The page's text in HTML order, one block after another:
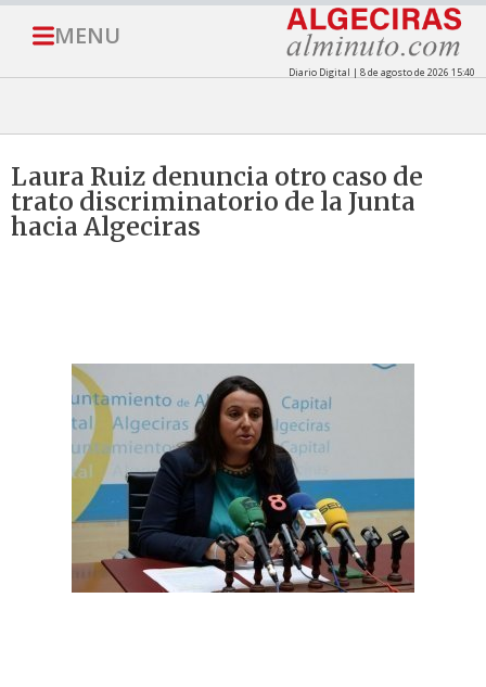
MENU
Diario Digital | 8 de agosto de 2026 15:40
Laura Ruiz denuncia otro caso de
trato discriminatorio de la Junta
hacia Algeciras